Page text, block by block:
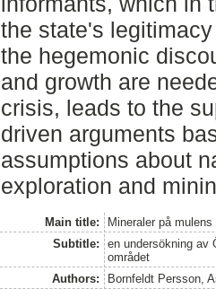
the state's
the hegemonic
and growth are
crisis, leads to the
driven arguments
assumptions about
exploration and
Main title:
Mineraler på mulens
Subtitle:
en undersökning av
området
Authors:
Bornfeldt Persson,